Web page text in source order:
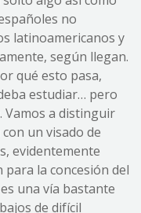
no
latinoamericanos y
según llegan.
qué esto pasa,
estudiar… pero
Vamos a distinguir
un visado de
evidentemente
la concesión del
una vía bastante
de difícil